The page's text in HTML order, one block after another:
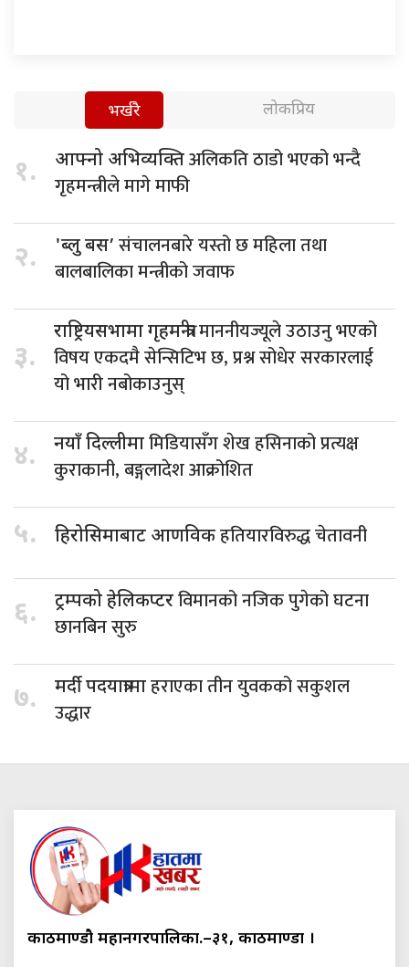
भर्खरै लोकप्रिय
१. आफ्नो अभिव्यक्तिअलिकति ठाडो भएको भन्दै
गृहमन्त्रीले मागे माफी
२. 'ब्लु बस’ संचालनबारे यस्तो छ महिला तथा
बालबालिका मन्त्रीको जवाफ
३.
राष्ट्रियसभामा गृहमन्त्रीःमाननीयज्यूले उठाउनु भएको
विषय एकदमै सेन्सिटिभ छ, प्रश्न सोधेर सरकारलाई
यो भारी नबोकाउनुस्
४. नयाँ दिल्लीमामिडियासँग शेख हसिनाको प्रत्यक्ष
कुराकानी, बङ्गलादेश आक्रोशित
५. हिरोसिमाबाट आणविकहतियारविरुद्ध चेतावनी
६. ट्रम्पको हेलिकप्टरविमानको नजिक पुगेको घटना
छानबिन सुरु
७. मर्दी पदयात्रामाहराएका तीन युवकको सकुशल
उद्धार
काठमाण्डौ महानगरपालिका.–३१, काठमाण्डौं ।